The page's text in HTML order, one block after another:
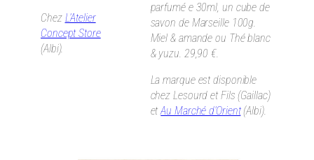
Chez L’Atelier
Concept Store
(Albi).
parfumé e 30ml, un cube de
savon de Marseille 100g.
Miel & amande ou Thé blanc
& yuzu. 29,90 €.
La marque est disponible
chez Lesourd et Fils (Gaillac)
etAu Marché d’Orient(Albi).